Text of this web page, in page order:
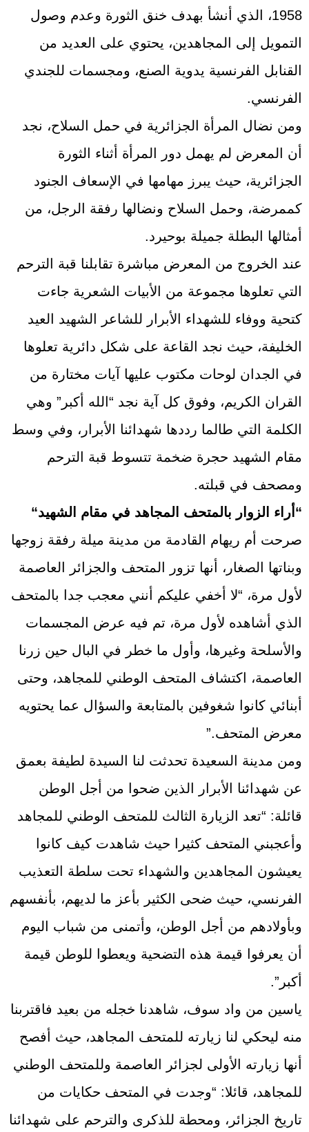
1958، الذي أنشأ بهدف خنق الثورة وعدم وصول
التمويل إلى المجاهدين، يحتوي على العديد من
القنابل الفرنسية يدوية الصنع، ومجسمات للجندي
الفرنسي.
ومن نضال المرأة الجزائرية في حمل السلاح، نجد
أن المعرض لم يهمل دور المرأة أثناء الثورة
الجزائرية، حيث يبرز مهامها في الإسعاف الجنود
كممرضة، وحمل السلاح ونضالها رفقة الرجل، من
أمثالها البطلة جميلة بوحيرد.
عند الخروج من المعرض مباشرة تقابلنا قبة الترحم
التي تعلوها مجموعة من الأبيات الشعرية جاءت
كتحية ووفاء للشهداء الأبرار للشاعر الشهيد العيد
الخليفة، حيث نجد القاعة على شكل دائرية تعلوها
في الجدان لوحات مكتوب عليها آيات مختارة من
القران الكريم، وفوق كل آية نجد “الله أكبر” وهي
الكلمة التي طالما رددها شهدائنا الأبرار، وفي وسط
مقام الشهيد حجرة ضخمة تتسوط قبة الترحم
ومصحف في قبلته.
“ أراء الزوار بالمتحف المجاهد في مقام الشهيد“
صرحت أم ريهام القادمة من مدينة ميلة رفقة زوجها
وبناتها الصغار، أنها تزور المتحف والجزائر العاصمة
لأول مرة، “لا أخفي عليكم أنني معجب جدا بالمتحف
الذي أشاهده لأول مرة، تم فيه عرض المجسمات
والأسلحة وغيرها، وأول ما خطر في البال حين زرنا
العاصمة، اكتشاف المتحف الوطني للمجاهد، وحتى
أبنائي كانوا شغوفين بالمتابعة والسؤال عما يحتويه
معرض المتحف.”
ومن مدينة السعيدة تحدثت لنا السيدة لطيفة بعمق
عن شهدائنا الأبرار الذين ضحوا من أجل الوطن
قائلة: “تعد الزيارة الثالث للمتحف الوطني للمجاهد
وأعجبني المتحف كثيرا حيث شاهدت كيف كانوا
يعيشون المجاهدين والشهداء تحت سلطة التعذيب
الفرنسي، حيث ضحى الكثير بأعز ما لديهم، بأنفسهم
وبأولادهم من أجل الوطن، وأتمنى من شباب اليوم
أن يعرفوا قيمة هذه التضحية ويعطوا للوطن قيمة
أكبر”.
ياسين من واد سوف، شاهدنا خجله من بعيد فاقتربنا
منه ليحكي لنا زيارته للمتحف المجاهد، حيث أفصح
أنها زيارته الأولى لجزائر العاصمة وللمتحف الوطني
للمجاهد، قائلا: “وجدت في المتحف حكايات من
تاريخ الجزائر، ومحطة للذكرى والترحم على شهدائنا